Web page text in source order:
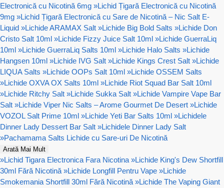
Electronică cu Nicotină 6mg »Lichid Țigară Electronică cu Nicotină
9mg »Lichid Țigară Electronică cu Sare de Nicotină – Nic Salt E-
Liquid »Lichide ARAMAX Salt »Lichide Big Bold Salts »Lichide Don
Cristo Salt 10ml »Lichide Fizzy Juice Salt 10ml »Lichide GuerraLiq
10ml »Lichide GuerraLiq Salts 10ml »Lichide Halo Salts »Lichide
Hangsen 10ml »Lichide IVG Salt »Lichide Kings Crest Salt »Lichide
LIQUA Salts »Lichide OOPs Salt 10ml »Lichide OSSEM Salts
»Lichide OXVA OX Salts 10ml »Lichide Riot Squad Bar Salt 10ml
»Lichide Ritchy Salt »Lichide Sukka Salt »Lichide Vampire Vape Bar
Salt »Lichide Viper Nic Salts – Arome Gourmet De Desert »Lichide
VOZOL Salt Prime 10ml »Lichide Yeti Bar Salts 10ml »Lichidele
Dinner Lady Dessert Bar Salt »Lichidele Dinner Lady Salt
»Pachamama Salts Lichide cu Sare-uri De Nicotină
Arată Mai Mult
»Lichid Tigara Electronica Fara Nicotina »Lichide King's Dew Shortfill
30ml Fără Nicotină »Lichide Longfill Pentru Vape »Lichide
Smokemania Shortfill 30ml Fără Nicotină »Lichide The Vaping Giant